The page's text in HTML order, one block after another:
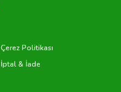
Çerez Politikası
İptal & İade